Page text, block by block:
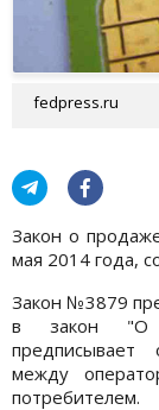
fedpress.ru
Закон о
мая 2014 года,
Закон №3879
в закон "О
предписывает
между
потребителем.